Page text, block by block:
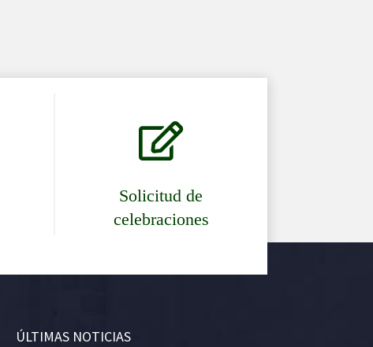

Solicitud de
celebraciones
ÚLTIMAS NOTICIAS